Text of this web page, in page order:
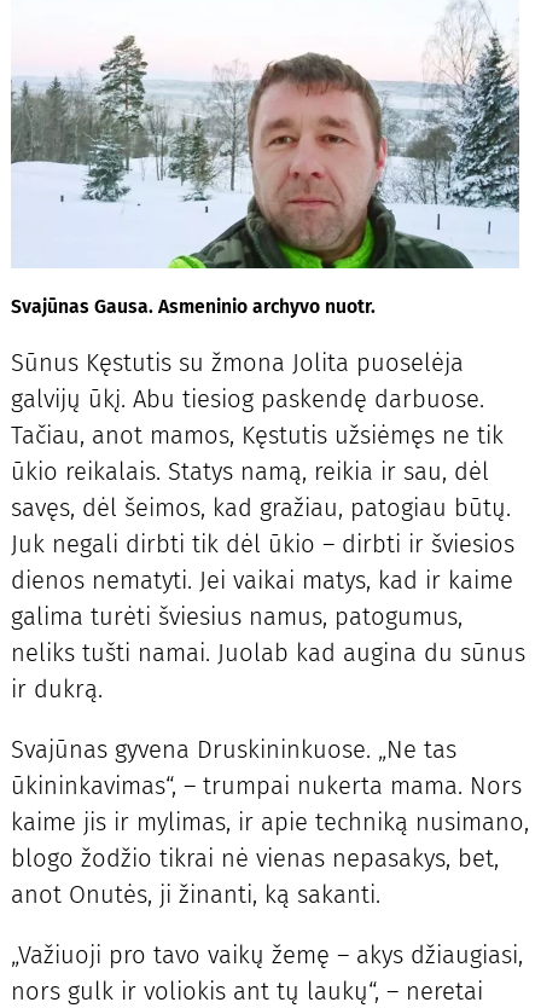
Svajūnas Gausa. Asmeninio archyvo nuotr.
Sūnus Kęstutis su žmona Jolita puoselėja
galvijų ūkį. Abu tiesiog paskendę darbuose.
Tačiau, anot mamos, Kęstutis užsiėmęs ne tik
ūkio reikalais. Statys namą, reikia ir sau, dėl
savęs, dėl šeimos, kad gražiau, patogiau būtų.
Juk negali dirbti tik dėl ūkio – dirbti ir šviesios
dienos nematyti. Jei vaikai matys, kad ir kaime
galima turėti šviesius namus, patogumus,
neliks tušti namai. Juolab kad augina du sūnus
ir dukrą.
Svajūnas gyvena Druskininkuose. „Ne tas
ūkininkavimas“, – trumpai nukerta mama. Nors
kaime jis ir mylimas, ir apie techniką nusimano,
blogo žodžio tikrai nė vienas nepasakys, bet,
anot Onutės, ji žinanti, ką sakanti.
„Važiuoji pro tavo vaikų žemę – akys džiaugiasi,
nors gulk ir voliokis ant tų laukų“, – neretai